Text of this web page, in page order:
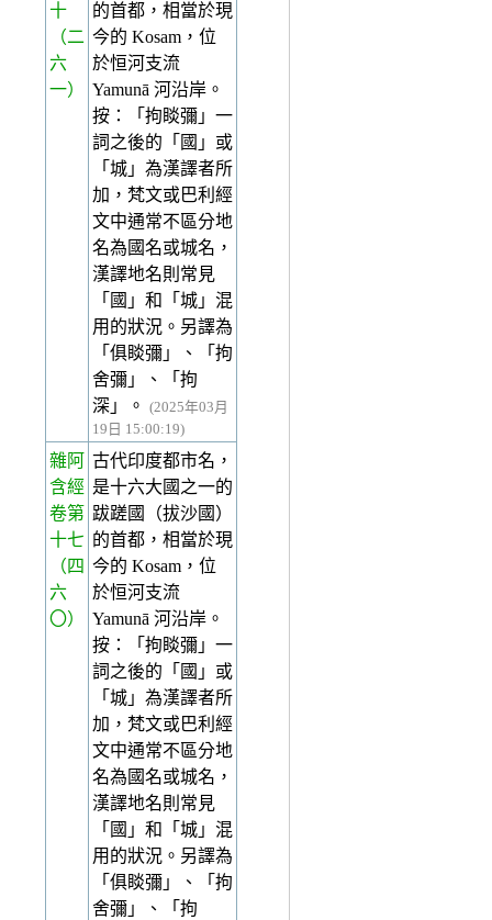
十
（二
六
一）
的首都，相當於現
今的 Kosam，位
於恒河支流
Yamunā 河沿岸。
按：「拘睒彌」一
詞之後的「國」或
「城」為漢譯者所
加，梵文或巴利經
文中通常不區分地
名為國名或城名，
漢譯地名則常見
「國」和「城」混
用的狀況。另譯為
「俱睒彌」、「拘
舍彌」、「拘
深」。
(2025年03月
19日 15:00:19)
雜阿
含經
卷第
十七
（四
六
〇）
古代印度都市名，
是十六大國之一的
跋蹉國（拔沙國）
的首都，相當於現
今的 Kosam，位
於恒河支流
Yamunā 河沿岸。
按：「拘睒彌」一
詞之後的「國」或
「城」為漢譯者所
加，梵文或巴利經
文中通常不區分地
名為國名或城名，
漢譯地名則常見
「國」和「城」混
用的狀況。另譯為
「俱睒彌」、「拘
舍彌」、「拘